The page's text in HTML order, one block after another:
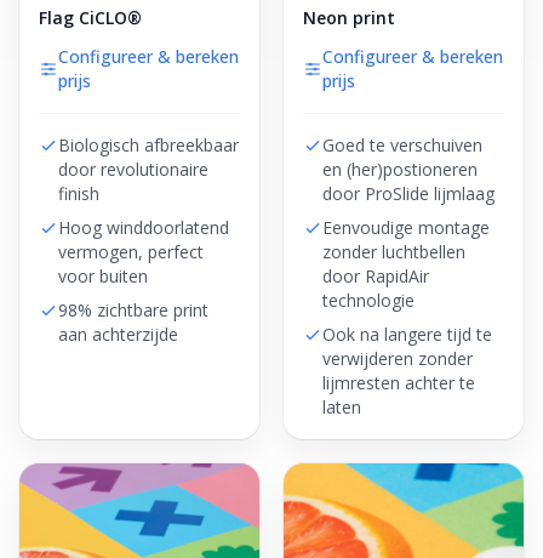
Flag CiCLO®
Configureer & bereken
prijs
Biologisch afbreekbaar
door revolutionaire
finish
Hoog winddoorlatend
vermogen, perfect
voor buiten
98% zichtbare print
aan achterzijde
Neon print
Configureer & bereken
prijs
Goed te verschuiven
en (her)postioneren
door ProSlide lijmlaag
Eenvoudige montage
zonder luchtbellen
door RapidAir
technologie
Ook na langere tijd te
verwijderen zonder
lijmresten achter te
laten